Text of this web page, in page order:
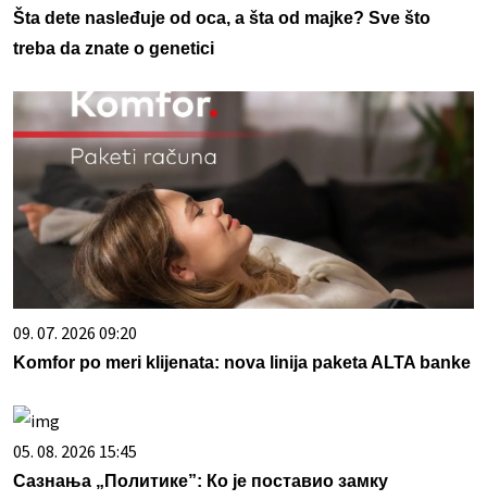
Šta dete nasleđuje od oca, a šta od majke? Sve što
treba da znate o genetici
09. 07. 2026 09:20
Komfor po meri klijenata: nova linija paketa ALTA banke
05. 08. 2026 15:45
Сазнања „Политике”: Ко је поставио замку